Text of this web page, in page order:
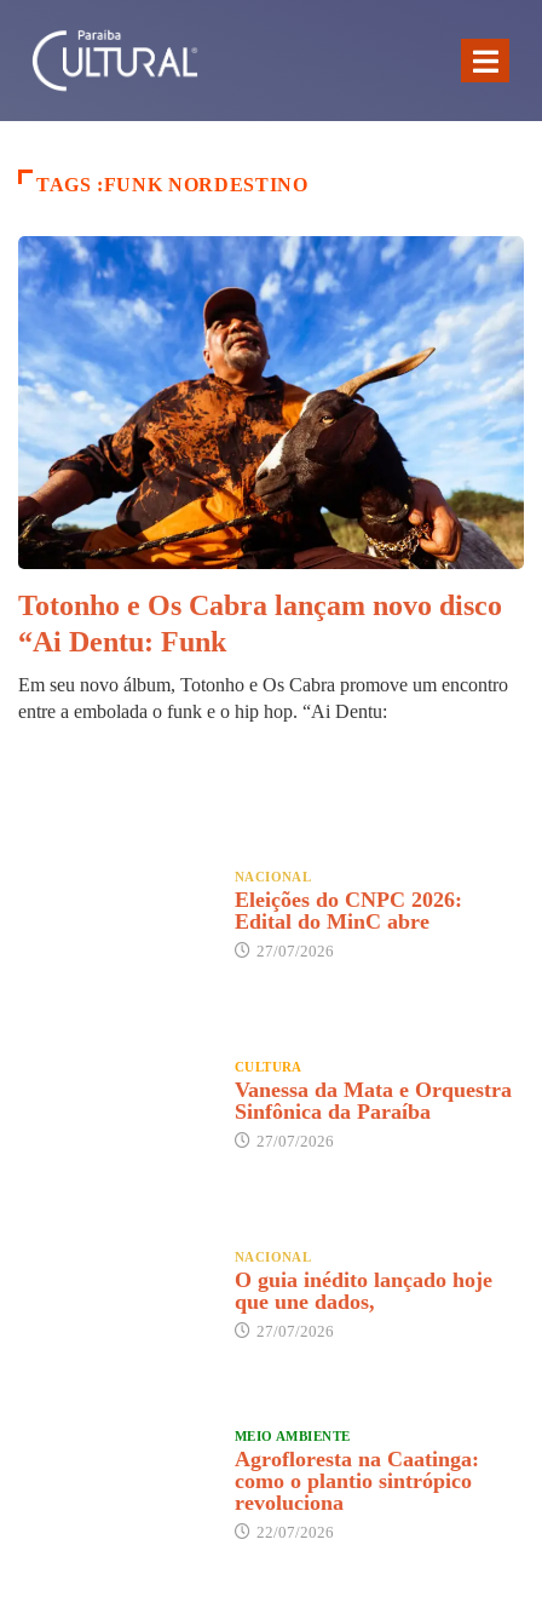
TAGS :FUNK NORDESTINO
Totonho e Os Cabra lançam novo disco
“Ai Dentu: Funk
Em seu novo álbum, Totonho e Os Cabra promove um encontro
entre a embolada o funk e o hip hop. “Ai Dentu:
NACIONAL
Eleições do CNPC 2026:
Edital do MinC abre
27/07/2026
CULTURA
Vanessa da Mata e Orquestra
Sinfônica da Paraíba
27/07/2026
NACIONAL
O guia inédito lançado hoje
que une dados,
27/07/2026
MEIO AMBIENTE
Agrofloresta na Caatinga:
como o plantio sintrópico
revoluciona
22/07/2026